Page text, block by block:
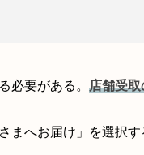
必要がある。 店舗受取
まへお届け」を選択す